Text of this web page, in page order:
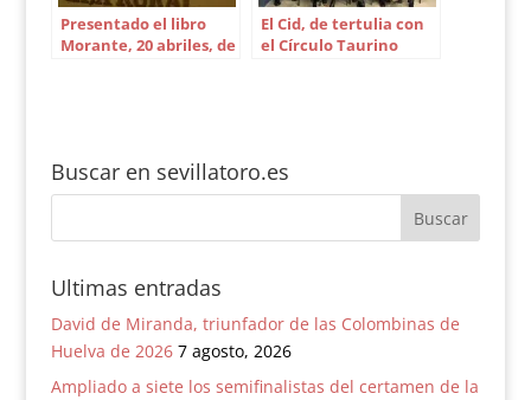
Presentado el libro
Morante, 20 abriles, de
El Cid, de tertulia con
el Círculo Taurino
Buscar en sevillatoro.es
Ultimas entradas
David de Miranda, triunfador de las Colombinas de
Huelva de 2026 7 agosto, 2026
Ampliado a siete los semifinalistas del certamen de la